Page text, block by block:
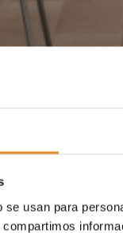
usan para